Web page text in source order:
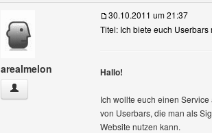
arealmelon
arealmelon Benutzer-Profile anzeigen
30.10.2011 um 21:37
Titel: Ich biete euch Userbars
Hallo!
Ich wollte euch einen
von Userbars, die man als
Website nutzen kann.